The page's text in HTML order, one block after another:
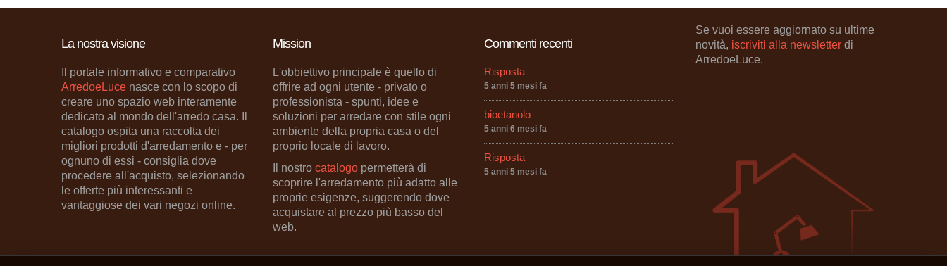
La nostra visione
Il portale informativo e comparativo
ArredoeLuce nasce con lo scopo di
creare uno spazio web interamente
dedicato al mondo dell'arredo casa. Il
catalogo ospita una raccolta dei
migliori prodotti d'arredamento e - per
ognuno di essi - consiglia dove
procedere all'acquisto, selezionando
le offerte più interessanti e
vantaggiose dei vari negozi online.
Mission
L'obbiettivo principale è quello di
offrire ad ogni utente - privato o
professionista - spunti, idee e
soluzioni per arredare con stile ogni
ambiente della propria casa o del
proprio locale di lavoro.
Il nostro catalogo permetterà di
scoprire l'arredamento più adatto alle
proprie esigenze, suggerendo dove
acquistare al prezzo più basso del
web.
Commenti recenti
Risposta
5 anni 5 mesi fa
bioetanolo
5 anni 6 mesi fa
Risposta
5 anni 5 mesi fa
Se vuoi essere aggiornato su ultime
novità, iscriviti alla newsletter di
ArredoeLuce.